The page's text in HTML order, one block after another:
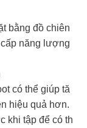
bằng đồ chiên
năng lượng
có thể giúp tă
hiệu quả hơn.
khi tập để có th